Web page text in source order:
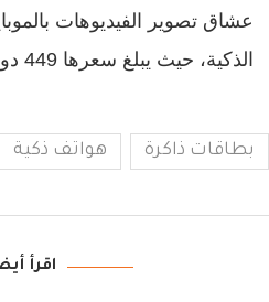
عشاق تصوير الفيديوهات
الذكية، حيث يبلغ سعرها 44 9 دولاراً.
بطاقات ذاكرة هواتف ذكية
اقرأ